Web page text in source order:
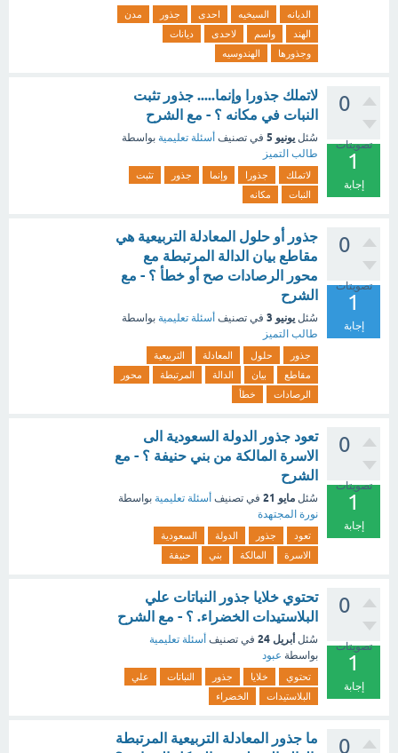
الديانه السيخيه احدى جذور
مدن
الهند
واسم لاحدى
ديانات
وجذورها
الهندوسيه
0
تصويتات
1
إجابة
لاتملك جذورا وإنما..... جذور تثبت
النبات في مكانه ؟ - مع الشرح
سُئل يونيو 5 في تصنيف أسئلة تعليمية بواسطة
طالب التميز
لاتملك جذورا وإنما جذور
تثبت
النبات
مكانه
0
تصويتات
1
إجابة
جذور أو حلول المعادلة التربيعية هي
مقاطع بيان الدالة المرتبطة مع
محور الرصادات صح أو خطأ ؟ - مع
الشرح
سُئل يونيو 3 في تصنيف أسئلة تعليمية بواسطة
طالب التميز
جذور حلول المعادلة
التربيعية
مقاطع
بيان الدالة المرتبطة
محور
الرصادات
خطأ
0
تصويتات
1
إجابة
تعود جذور الدولة السعودية الى
الاسرة المالكة من بني حنيفة ؟ - مع
الشرح
سُئل مايو 21 في تصنيف أسئلة تعليمية بواسطة
نورة المجتهدة
تعود جذور الدولة
السعودية
الاسرة
المالكة بني حنيفة
0
تصويتات
1
إجابة
تحتوي خلايا جذور النباتات علي
البلاستيدات الخضراء. ؟ - مع الشرح
سُئل أبريل 24 في تصنيف أسئلة تعليمية
بواسطة عبود
تحتوي خلايا جذور النباتات
علي
البلاستيدات
الخضراء
0
ما جذور المعادلة التربيعية المرتبطة